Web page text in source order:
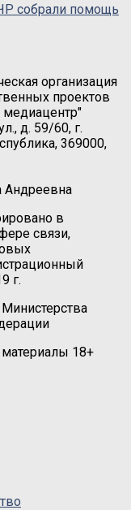
собрали помощь
организация
проектов
д. 59/60, г.
369000,
Андреевна
в
связи,
г.
18+